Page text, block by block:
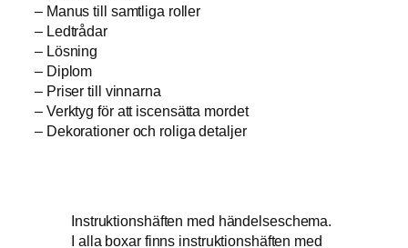
– Manus till samtliga roller
– Ledtrådar
– Lösning
– Diplom
– Priser till vinnarna
– Verktyg för att iscensätta mordet
– Dekorationer och roliga detaljer
Instruktionshäften med händelseschema.
I alla boxar finns instruktionshäften med